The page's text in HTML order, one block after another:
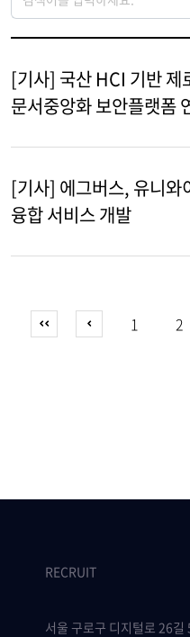
[기사] 국산 HCI 기반 제
문서중앙화 보안플랫폼
[기사] 에그버스, 유니
융합 서비스 개발
1 2
RECRUIT
서울 구로구 디지털로 26